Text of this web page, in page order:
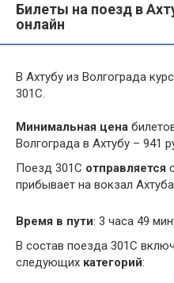
Билеты на поезд в
онлайн
В Ахтубу из Волгограда
301С.
Минимальная цена
Волгограда в Ахтубу – 941
Поезд 301С отправляется
прибывает на вокзал
Время в пути: 3 часа 49
В состав поезда 301С
следующих категорий: